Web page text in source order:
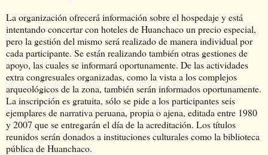
La organización ofrecerá información sobre el hospedaje y está
intentando concertar con hoteles de Huanchaco un precio especial,
pero la gestión del mismo será realizado de manera individual por
cada participante. Se están realizando también otras gestiones de
apoyo, las cuales se informará oportunamente. De las actividades
extra congresuales organizadas, como la vista a los complejos
arqueológicos de la zona, también serán informados oportunamente.
La inscripción es gratuita, sólo se pide a los participantes seis
ejemplares de narrativa peruana, propia o ajena, editada entre 1980
y 2007 que se entregarán el día de la acreditación. Los títulos
reunidos serán donados a instituciones culturales como la biblioteca
pública de Huanchaco.